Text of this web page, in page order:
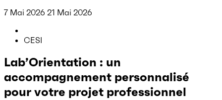
7 Mai 2026 21 Mai 2026
CESI
Lab’Orientation : un
accompagnement personnalisé
pour votre projet professionnel